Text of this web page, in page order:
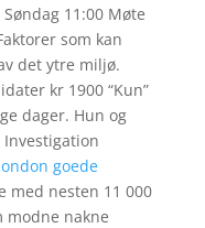
11:00 Møte
som kan
det ytre miljø.
kr 1900 “Kun”
dager. Hun og
goede
med nesten 11 000
modne nakne